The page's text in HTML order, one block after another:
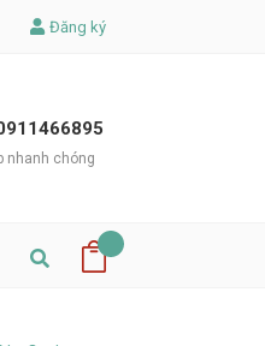
Đăng ký
nhanh chóng